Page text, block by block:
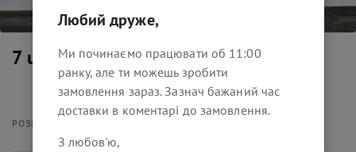
Любий друже,
Ми починаємо працювати об 11:00
ранку, але ти можешь зробити
замовлення зараз. Зазнач бажаний час
доставки в коментарі до замовлення.
З любов'ю,
7 up 0.33
РОЗМІР ПОРЦІЇ